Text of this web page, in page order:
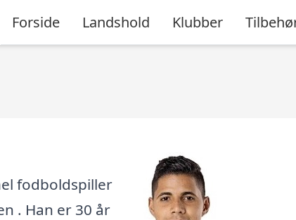
Forside Landshold Klubber
fodboldspiller
. Han er 30 år